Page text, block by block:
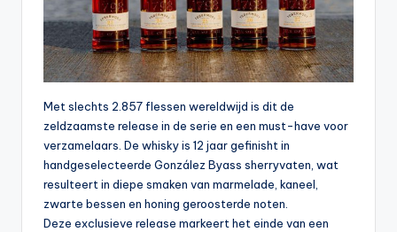
Met slechts 2.857 flessen wereldwijd is dit de
zeldzaamste release in de serie en een must-have voor
verzamelaars. De whisky is 12 jaar gefinisht in
handgeselecteerde González Byass sherryvaten, wat
resulteert in diepe smaken van marmelade, kaneel,
zwarte bessen en honing geroosterde noten.
Deze exclusieve release markeert het einde van een